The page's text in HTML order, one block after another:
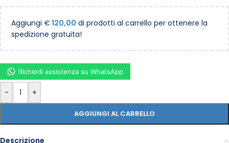
Aggiungi €120,00 di prodotti al carrello per ottenere la
spedizione gratuita!
- +
AGGIUNGI AL CARRELLO
Richiedi assistenza su WhatsApp
Descrizione